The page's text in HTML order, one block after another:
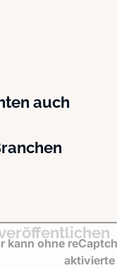
auch
kann ohne
aktivierte